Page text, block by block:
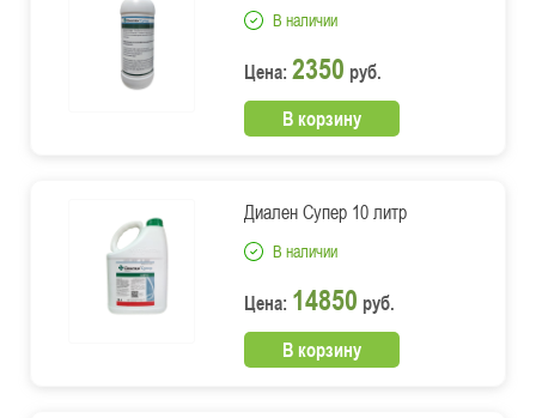
В наличии
Цена: 2350 руб.
В корзину
Диален Супер 10 литр
В наличии
Цена: 14850 руб.
В корзину